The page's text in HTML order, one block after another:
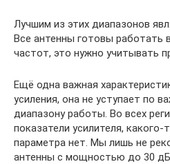
Лучшим из этих диапазонов
Все антенны готовы работать
частот, это нужно учитывать
Ещё одна важная
усиления, она не уступает по
диапазону работы. Во всех
показатели усилителя, какого-
параметра нет. Мы лишь не
антенны с мощностью до 30 дБ.